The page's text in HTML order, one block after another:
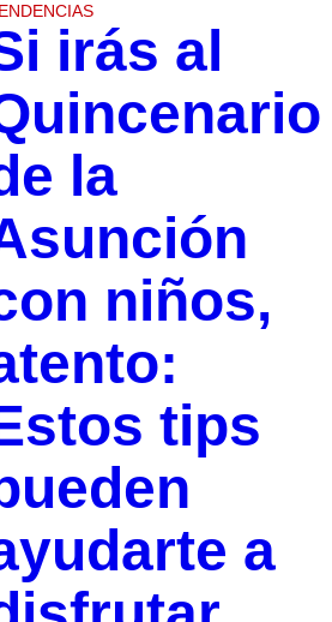
irás al
la
niños,
tips
a